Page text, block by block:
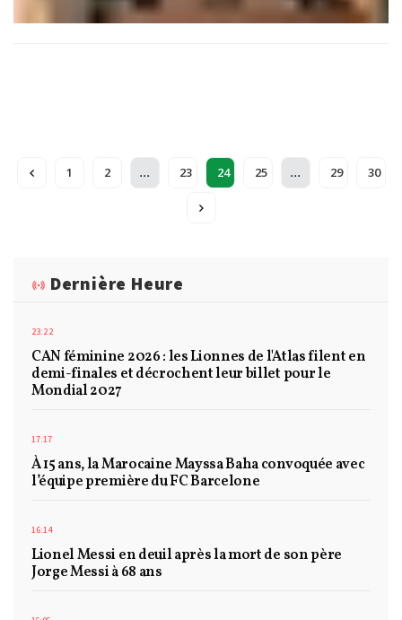
1 2 ... 23 24 25 ... 29 30
Dernière Heure
23:22
CAN féminine 2026 : les Lionnes de l'Atlas filent en
demi-finales et décrochent leur billet pour le
Mondial 2027
17:17
À 15 ans, la Marocaine Mayssa Baha convoquée avec
l’équipe première du FC Barcelone
16:14
Lionel Messi en deuil après la mort de son père
Jorge Messi à 68 ans